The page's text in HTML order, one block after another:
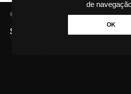
de
OK
© Agência GBC. Aqui tem notícia. Todos os
SAIBA MAIS SOBRE A